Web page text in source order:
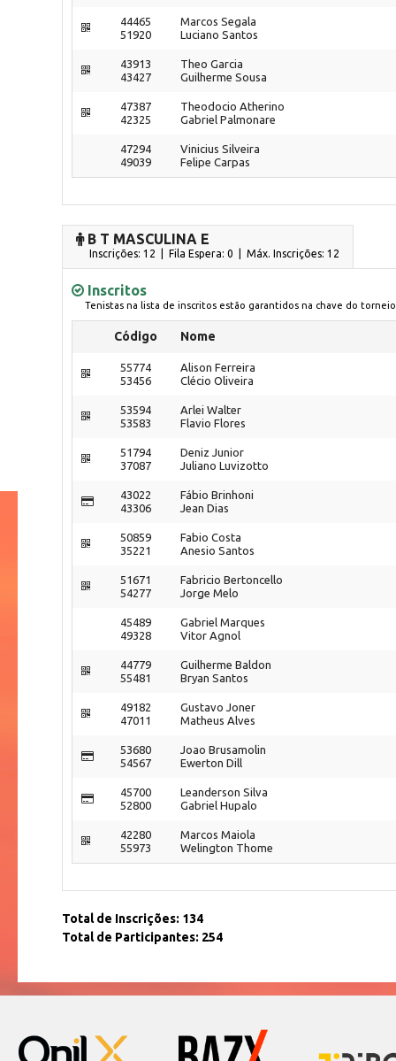
44465
51920
Marcos Segala
Luciano Santos
43913
43427
Theo Garcia
Guilherme Sousa
47387
42325
Theodocio Atherino
Gabriel Palmonare
47294
49039
Vinicius Silveira
Felipe Carpas
B T MASCULINA E
Inscrições: 12 | Fila Espera: 0 | Máx. Inscrições: 12
Inscritos
Tenistas na lista de inscritos estão garantidos na chave do torneio
Código Nome
55774
53456
Alison Ferreira
Clécio Oliveira
53594
53583
Arlei Walter
Flavio Flores
51794
37087
Deniz Junior
Juliano Luvizotto
43022
43306
Fábio Brinhoni
Jean Dias
50859
35221
Fabio Costa
Anesio Santos
51671
54277
Fabricio Bertoncello
Jorge Melo
45489
49328
Gabriel Marques
Vitor Agnol
44779
55481
Guilherme Baldon
Bryan Santos
49182
47011
Gustavo Joner
Matheus Alves
53680
54567
Joao Brusamolin
Ewerton Dill
45700
52800
Leanderson Silva
Gabriel Hupalo
42280
55973
Marcos Maiola
Welington Thome
Total de Inscrições: 134
Total de Participantes: 254